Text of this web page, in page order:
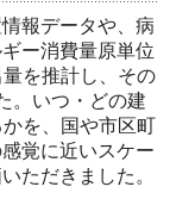
報データや、病
ー消費量原単位
を推計し、その
。いつ・どの建
を、国や市区町
覚に近いスケー
ただきました。